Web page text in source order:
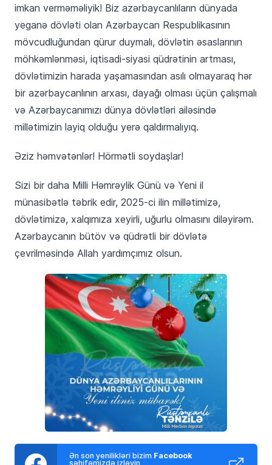
imkan verməməliyik! Biz azərbaycanlıların dünyada
yeganə dövləti olan Azərbaycan Respublikasının
mövcudluğundan qürur duymalı, dövlətin əsaslarının
möhkəmlənməsi, iqtisadi-siyasi qüdrətinin artması,
dövlətimizin harada yaşamasından asılı olmayaraq hər
bir azərbaycanlının arxası, dayağı olması üçün çalışmalı
və Azərbaycanımızı dünya dövlətləri ailəsində
millətimizin layiq olduğu yerə qaldırmalıyıq.
Əziz həmvətənlər! Hörmətli soydaşlar!
Sizi bir daha Milli Həmrəylik Günü və Yeni il
münasibətlə təbrik edir, 2025-ci ilin millətimizə,
dövlətimizə, xalqımıza xeyirli, uğurlu olmasını diləyirəm.
Azərbaycanın bütöv və qüdrətli bir dövlətə
çevrilməsində Allah yardımçımız olsun.
Ən son yenilikləri bizim Facebook
səhifəmizdə izləyin